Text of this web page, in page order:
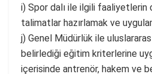
i) Spor dalı ile ilgili faaliyetlerin
talimatlar hazırlamak ve
j) Genel Müdürlük ile
belirlediği eğitim kriterlerine
içerisinde antrenör, hakem ve